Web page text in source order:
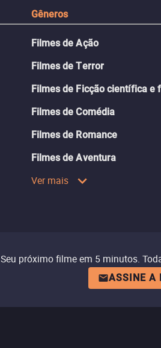
Gêneros
Filmes de Ação
Filmes de Terror
Filmes de Ficção científica e
Filmes de Comédia
Filmes de Romance
Filmes de Aventura
Ver mais
Seu próximo filme em 5 minutos.
ASSINE A